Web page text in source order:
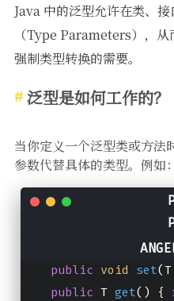
Java 中的泛型允许在类、
（Type Parameters），
强制类型转换的需要。
泛型是如何工作的？
当你定义一个泛型类或方法
参数代替具体的类型。例如：
{
; // T
public void set(
public T get() {